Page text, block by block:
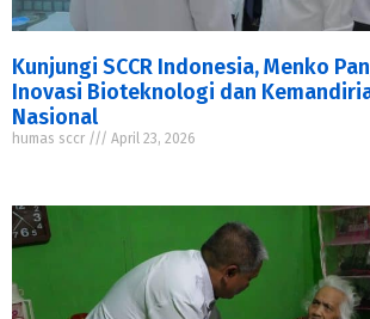
Kunjungi SCCR Indonesia, Menko
Inovasi Bioteknologi dan
Nasional
humas sccr April 23, 2026